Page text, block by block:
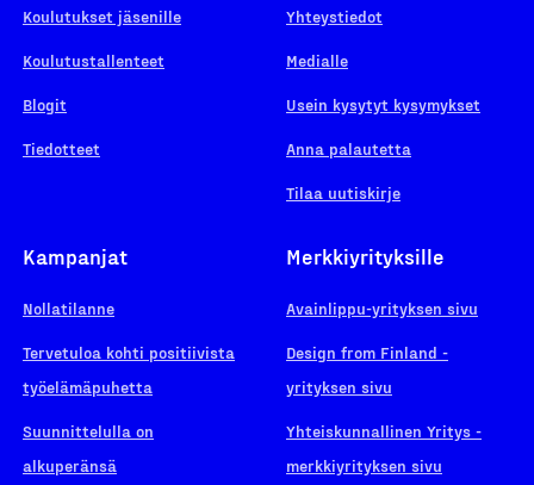
Koulutukset jäsenille
Koulutustallenteet
Blogit
Tiedotteet
Yhteystiedot
Medialle
Usein kysytyt kysymykset
Anna palautetta
Tilaa uutiskirje
Kampanjat
Nollatilanne
Tervetuloa kohti positiivista
työelämäpuhetta
Suunnittelulla on
alkuperänsä
Merkkiyrityksille
Avainlippu-yrityksen sivu
Design from Finland -
yrityksen sivu
Yhteiskunnallinen Yritys -
merkkiyrityksen sivu